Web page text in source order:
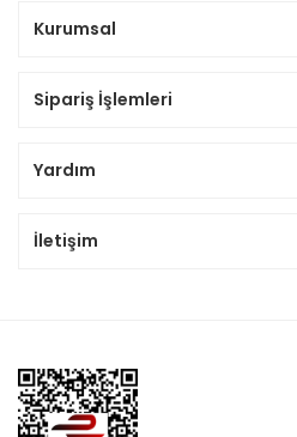
Kurumsal
Sipariş İşlemleri
Yardım
İletişim